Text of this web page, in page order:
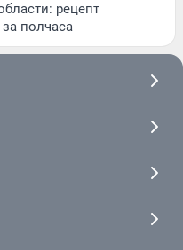
рецепт
полчаса